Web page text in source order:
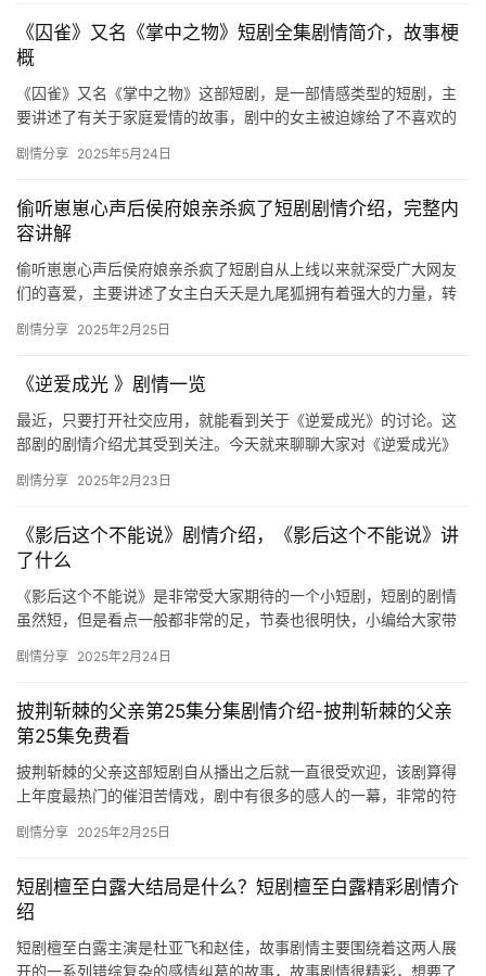
《囚雀》又名《掌中之物》短剧全集剧情简介，故事梗
概
《囚雀》又名《掌中之物》这部短剧，是一部情感类型的短剧，主
要讲述了有关于家庭爱情的故事，剧中的女主被迫嫁给了不喜欢的
后，开…
剧情分享 2025年5月24日
偷听崽崽心声后侯府娘亲杀疯了短剧剧情介绍，完整内
容讲解
偷听崽崽心声后侯府娘亲杀疯了短剧自从上线以来就深受广大网友
们的喜爱，主要讲述了女主白夭夭是九尾狐拥有着强大的力量，转
剧情分享 2025年2月25日
《逆爱成光 》剧情一览
最近，只要打开社交应用，就能看到关于《逆爱成光》的讨论。这
部剧的剧情介绍尤其受到关注。今天就来聊聊大家对《逆爱成光》
剧情分享 2025年2月23日
《影后这个不能说》剧情介绍，《影后这个不能说》讲
了什么
《影后这个不能说》是非常受大家期待的一个小短剧，短剧的剧情
虽然短，但是看点一般都非常的足，节奏也很明快，小编给大家带
因意…
剧情分享 2025年2月24日
披荆斩棘的父亲第25集分集剧情介绍-披荆斩棘的父亲
第25集免费看
披荆斩棘的父亲这部短剧自从播出之后就一直很受欢迎，该剧算得
上年度最热门的催泪苦情戏，剧中有很多的感人的一幕，非常的符
精…
剧情分享 2025年2月25日
短剧檀至白露大结局是什么？短剧檀至白露精彩剧情介
绍
短剧檀至白露主演是杜亚飞和赵佳，故事剧情主要围绕着这两人展
开的一系列错综复杂的感情纠葛的故事，故事剧情很精彩，想要了